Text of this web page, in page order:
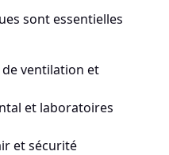
sont essentielles
ventilation et
et laboratoires
et sécurité